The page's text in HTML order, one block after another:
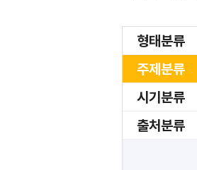
형태분류
주제분류
시기분류
출처분류